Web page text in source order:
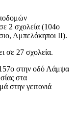
2 σχολεία (104ο
Αμπελόκηποι ΙΙ).
σε 27 σχολεία.
στην οδό Λάμψα
στα
στην γειτονιά